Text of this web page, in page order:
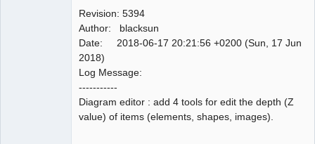
Revision: 5394
Author: blacksun
Date: 2018-06-17 20:21:56 +0200 (Sun, 17 Jun
2018)
Log Message:
-----------
Diagram editor : add 4 tools for edit the depth (Z
value) of items (elements, shapes, images).